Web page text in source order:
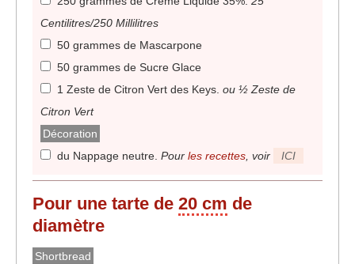
Centilitres/250 Millilitres
50 grammes de Mascarpone
50 grammes de Sucre Glace
1 Zeste de Citron Vert des Keys. ou ½ Zeste de
Citron Vert
Décoration
du Nappage neutre. Pour les recettes, voir ICI
Pour une tarte de 20 cm de
diamètre
Shortbread